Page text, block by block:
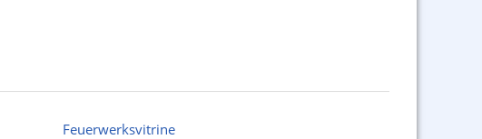
Feuerwerksvitrine